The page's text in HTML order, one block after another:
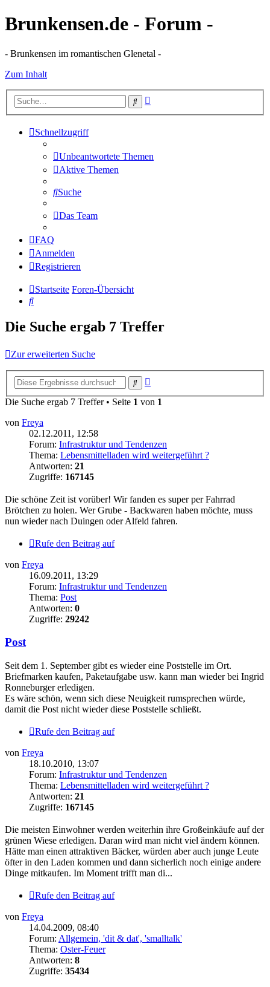
Brunkensen.de - Forum -
- Brunkensen im romantischen Glenetal -
Zum Inhalt
Suche
Schnellzugriff
Unbeantwortete Themen
Aktive Themen
Suche
Das Team
FAQ
Anmelden
Registrieren
Startseite Foren-Übersicht
Suche
Die Suche ergab 7 Treffer
Zur erweiterten Suche
Suche
Die Suche ergab 7 Treffer • Seite 1 von 1
von Freya
02.12.2011, 12:58
Forum: Infrastruktur und Tendenzen
Thema: Lebensmittelladen wird weitergeführt ?
Antworten: 21
Zugriffe: 167145
Die schöne Zeit ist vorüber! Wir fanden es super per Fahrrad
Brötchen zu holen. Wer Grube - Backwaren haben möchte, muss
nun wieder nach Duingen oder Alfeld fahren.
Rufe den Beitrag auf
von Freya
16.09.2011, 13:29
Forum: Infrastruktur und Tendenzen
Thema: Post
Antworten: 0
Zugriffe: 29242
Post
Seit dem 1. September gibt es wieder eine Poststelle im Ort.
Briefmarken kaufen, Paketaufgabe usw. kann man wieder bei Ingrid
Ronneburger erledigen.
Es wäre schön, wenn sich diese Neuigkeit rumsprechen würde,
damit die Post nicht wieder diese Poststelle schließt.
Rufe den Beitrag auf
von Freya
18.10.2010, 13:07
Forum: Infrastruktur und Tendenzen
Thema: Lebensmittelladen wird weitergeführt ?
Antworten: 21
Zugriffe: 167145
Die meisten Einwohner werden weiterhin ihre Großeinkäufe auf der
grünen Wiese erledigen. Daran wird man nicht viel ändern können.
Hätte man einen attraktiven Bäcker, würden aber auch junge Leute
öfter in den Laden kommen und dann sicherlich noch einige andere
Dinge mitkaufen. Im Moment trifft man di...
Rufe den Beitrag auf
von Freya
14.04.2009, 08:40
Forum: Allgemein, 'dit & dat', 'smalltalk'
Thema: Oster-Feuer
Antworten: 8
Zugriffe: 35434